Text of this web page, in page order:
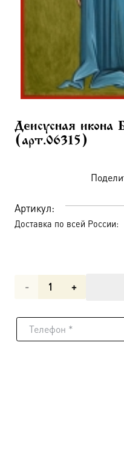
Деисусная
(арт.06315)
Артикул:
Доставка по всей России:
Количество
Деисусная